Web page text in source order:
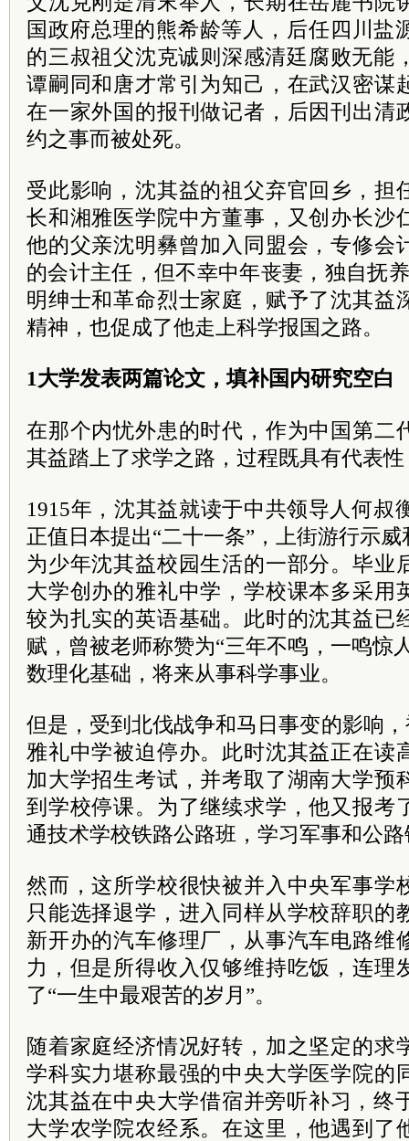
国政府总理的熊希龄等人，后任四川盐
的三叔祖父沈克诚则深感清廷腐败无能
谭嗣同和唐才常引为知己，在武汉密谋
在一家外国的报刊做记者，后因刊出清
约之事而被处死。
受此影响，沈其益的祖父弃官回乡，担
长和湘雅医学院中方董事，又创办长沙
他的父亲沈明彝曾加入同盟会，专修会
的会计主任，但不幸中年丧妻，独自抚
明绅士和革命烈士家庭，赋予了沈其益
精神，也促成了他走上科学报国之路。
1大学发表两篇论文，填补国内研究空白
在那个内忧外患的时代，作为中国第二
其益踏上了求学之路，过程既具有代表
1915年，沈其益就读于中共领导人 何叔
正值日本提出“二十一条”，上街游行示威
为少年沈其益校园生活的一部分。毕业
大学创办的雅礼中学，学校课本多采用
较为扎实的英语基础。此时的沈其益已
赋，曾被老师称赞为“三年不鸣，一鸣惊
数理化基础，将来从事科学事业。
但是，受到北伐战争和马日事变的影响
雅礼中学被迫停办。此时沈其益正在读
加大学招生考试，并考取了湖南大学预
到学校停课。为了继续求学，他又报考
通技术学校铁路公路班，学习军事和公
然而，这所学校很快被并入中央军事学
只能选择退学，进入同样从学校辞职的
新开办的汽车修理厂，从事汽车电路维
力，但是所得收入仅够维持吃饭，连理
了“一生中最艰苦的岁月”。
随着家庭经济情况好转，加之坚定的求
学科实力堪称最强的中央大学医学院的
沈其益在中央大学借宿并旁听补习，终
大学农学院农经系。在这里，他遇到了